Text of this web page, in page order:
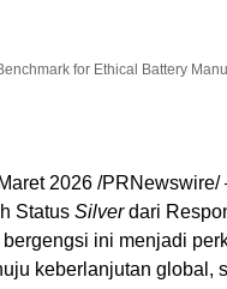
for Ethical Battery
2026 /
Status Silverdari
ini menjadi
keberlanjutan global,